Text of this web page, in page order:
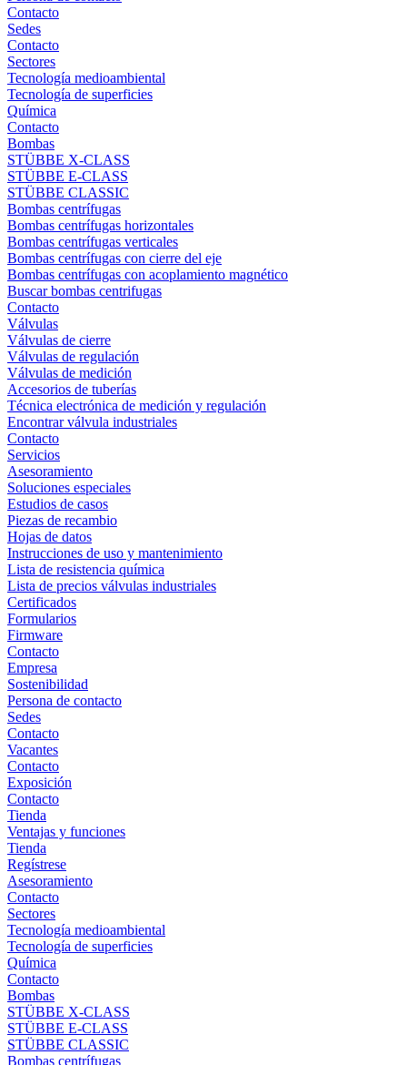
Contacto
Sedes
Contacto
Sectores
Tecnología medioambiental
Tecnología de superficies
Química
Contacto
Bombas
STÜBBE X-CLASS
STÜBBE E-CLASS
STÜBBE CLASSIC
Bombas centrífugas
Bombas centrífugas horizontales
Bombas centrífugas verticales
Bombas centrífugas con cierre del eje
Bombas centrífugas con acoplamiento magnético
Buscar bombas centrifugas
Contacto
Válvulas
Válvulas de cierre
Válvulas de regulación
Válvulas de medición
Accesorios de tuberías
Técnica electrónica de medición y regulación
Encontrar válvula industriales
Contacto
Servicios
Asesoramiento
Soluciones especiales
Estudios de casos
Piezas de recambio
Hojas de datos
Instrucciones de uso y mantenimiento
Lista de resistencia química
Lista de precios válvulas industriales
Certificados
Formularios
Firmware
Contacto
Empresa
Sostenibilidad
Persona de contacto
Sedes
Contacto
Vacantes
Contacto
Exposición
Contacto
Tienda
Ventajas y funciones
Tienda
Regístrese
Asesoramiento
Contacto
Sectores
Tecnología medioambiental
Tecnología de superficies
Química
Contacto
Bombas
STÜBBE X-CLASS
STÜBBE E-CLASS
STÜBBE CLASSIC
Bombas centrífugas